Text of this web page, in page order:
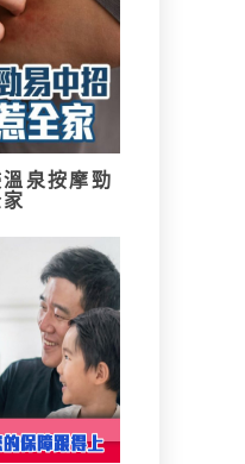
泉按摩勁